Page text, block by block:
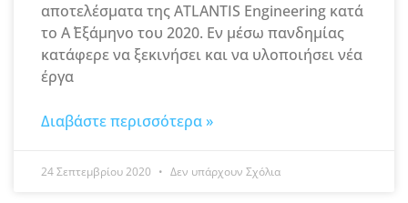
αποτελέσματα της ATLANTIS Engineering κατά
το Α΄ Εξάμηνο του 2020. Εν μέσω πανδημίας
κατάφερε να ξεκινήσει και να υλοποιήσει νέα
έργα
Διαβάστε περισσότερα »
24 Σεπτεμβρίου 2020 Δεν υπάρχουν Σχόλια